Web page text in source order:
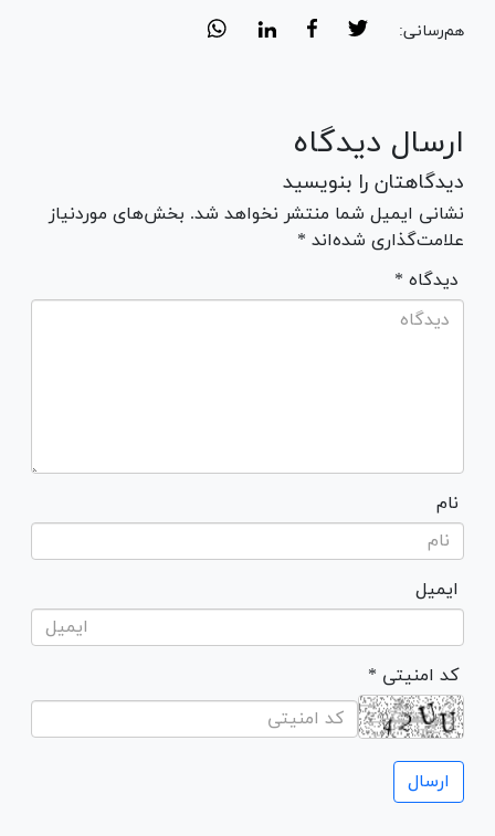
هم‌رسانی:
ارسال دیدگاه
دیدگاهتان را بنویسید
نشانی ایمیل شما منتشر نخواهد شد. بخش‌های موردنیاز
علامت‌گذاری شده‌اند *
* دیدگاه
نام
ایمیل
* کد امنیتی